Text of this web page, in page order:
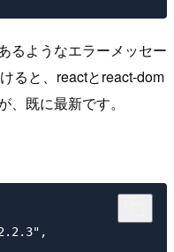
るようなエラーメッセー
ると、reactとreact-dom
既に最新です。